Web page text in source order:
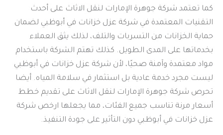
كما تعتمد شركة جوهرة الإمارات لنقل الاثاث على أحدث
التقنيات المعتمدة في شركة عزل خزانات في أبوظبي لضمان
حماية الخزانات من التسربات والتلف، لذلك يثق العملاء
بخدماتها على المدى الطويل. كذلك تهتم الشركة باستخدام
مواد معتمدة وآمنة صحيًا، لأن شركة عزل خزانات في أبوظبي
ليست مجرد خدمة عادية بل استثمار في سلامة المياه. أيضا
تحرص شركة جوهرة الإمارات لنقل الاثاث على تقديم خطط
أسعار مرنة تناسب جميع الفئات، مما يجعلها ارخص شركة
عزل خزانات في أبوظبي دون التأثير على جودة التنفيذ.